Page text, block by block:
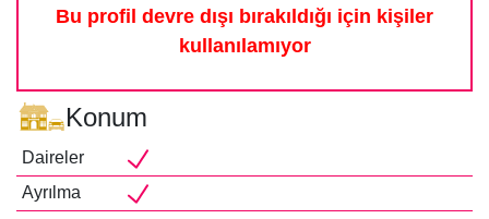
Bu profil devre dışı bırakıldığı için kişiler
kullanılamıyor
Konum
Daireler
Ayrılma